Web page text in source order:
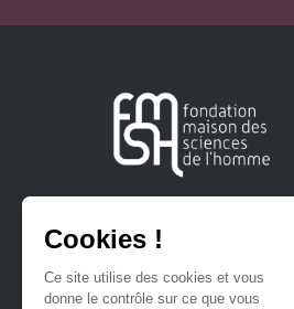
Créée en 1963, la
soutient la recherche et la
sciences humaines et